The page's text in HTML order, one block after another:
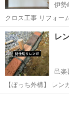
伊勢
クロス工事 リフォーム工事全般承ります！ 小工事からなんでも対応致
します。 現調、見積
す😌
群馬 伊勢崎市
レ
邑楽
【ぼっち外構】 レ
チンと仕切ってあげ